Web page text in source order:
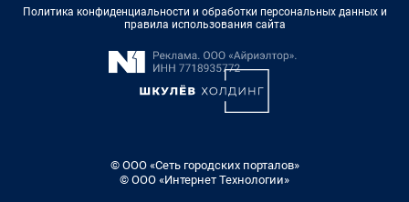
Политика конфиденциальности и обработки персональных данных и
правила использования сайта
© ООО «Сеть городских порталов»
© ООО «Интернет Технологии»